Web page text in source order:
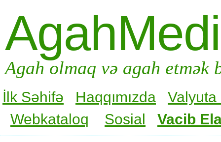
Agah olmaq və agah
İlk Səhifə Haqqımızda
Valyuta
Webkataloq
Sosial Vacib